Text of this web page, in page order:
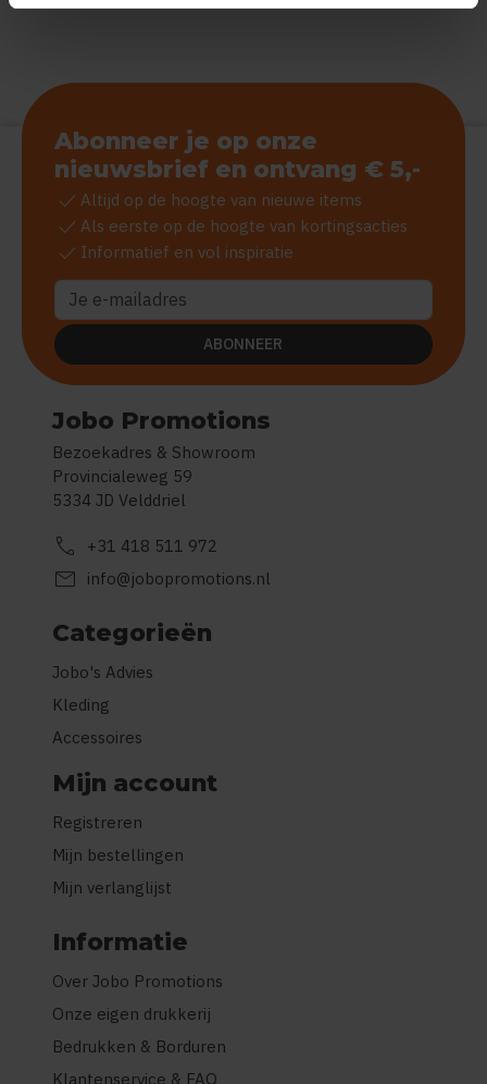
Jobo Promotions
Bezoekadres & Showroom
Provincialeweg 59
5334 JD Velddriel
call +31 418 511 972
mail info@jobopromotions.nl
Categorieën
Jobo's Advies
Kleding
Accessoires
Mijn account
Registreren
Mijn bestellingen
Mijn verlanglijst
Informatie
Over Jobo Promotions
Onze eigen drukkerij
Bedrukken & Borduren
Klantenservice & FAQ
Abonneer je op onze
nieuwsbrief en ontvang € 5,-
check Altijd op de hoogte van nieuwe items
check Als eerste op de hoogte van kortingsacties
check Informatief en vol inspiratie
ABONNEER